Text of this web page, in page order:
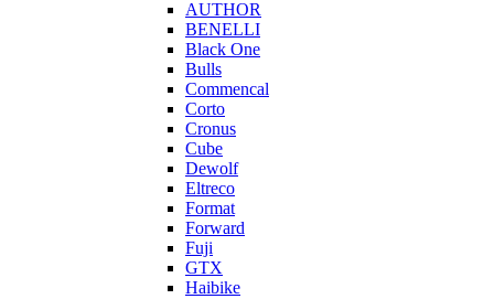
AUTHOR
BENELLI
Black One
Bulls
Commencal
Corto
Cronus
Cube
Dewolf
Eltreco
Format
Forward
Fuji
GTX
Haibike